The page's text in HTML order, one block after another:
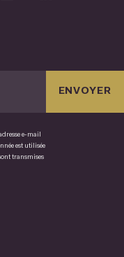
e-mail
est utilisée
transmises
ENVOYER